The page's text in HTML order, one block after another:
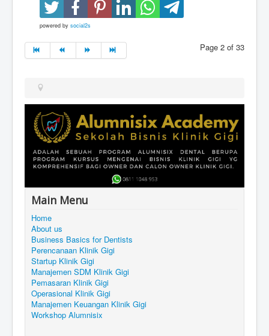
powered by social2s
Page 2 of 33
Main Menu
Home
About us
Business Basics for Dentists
Perencanaan Klinik Gigi
Startup Klinik Gigi
Manajemen SDM Klinik Gigi
Pemasaran Klinik Gigi
Operasional Klinik Gigi
Manajemen Keuangan Klinik Gigi
Workshop Alumnisix